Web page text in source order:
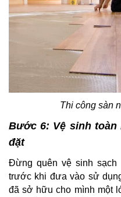
Thi công sàn
Bước 6: Vệ sinh toàn
đặt
Đừng quên vệ sinh
trước khi đưa vào sử
đã sở hữu cho mình một